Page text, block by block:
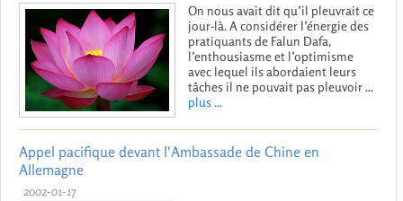
On nous avait dit qu’il pleuvrait ce
jour-là. A considérer l’énergie des
pratiquants de Falun Dafa,
l’enthousiasme et l’optimisme
avec lequel ils abordaient leurs
tâches il ne pouvait pas pleuvoir ...
plus ...
Appel pacifique devant l'Ambassade de Chine en
Allemagne
2002-01-17